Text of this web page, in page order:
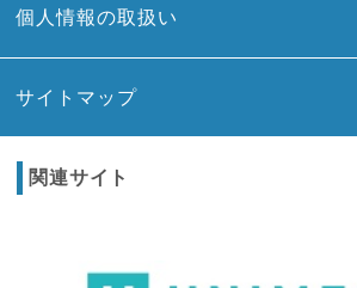
個人情報の取扱い
サイトマップ
関連サイト